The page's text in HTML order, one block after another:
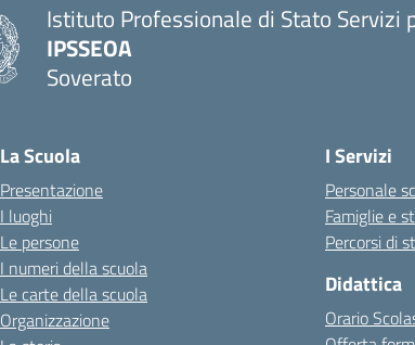
Istituto Professionale di Stato
IPSSEOA
Soverato
La Scuola
Presentazione
I luoghi
Le persone
I numeri della scuola
Le carte della scuola
Organizzazione
I Servizi
Personale
Famiglie e
Percorsi di
Didattica
Orario